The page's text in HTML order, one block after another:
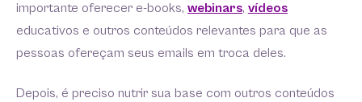
importante oferecer e-books, webinars, vídeos
educativos e outros conteúdos relevantes para que as
pessoas ofereçam seus emails em troca deles.
Depois, é preciso nutrir sua base com outros conteúdos